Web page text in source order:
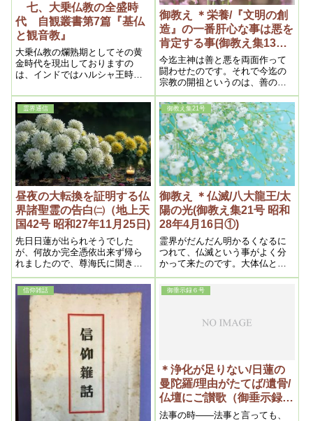
七、大乗仏教の全盛時
代 自観叢書第7篇『基仏
と観音教』
大乗仏教の爛熟期としてその黄
金時代を現出しておりますの
は、インドではハルシャ王時
では新羅統一時代の初期、日本
では天平時代を含む西暦紀元後
第七世紀をもってその絶頂とす
ることができる
御教え ＊栄養/『文明の創
造』の一番肝心な事は悪を
肯定する事(御教え集13号
昭和27年8月27日②)
今迄主神は善と悪を両面作って
闘わせたのです。それで今迄の
宗教の開祖というのは、善の方
の神様なのです。それから共産
主義とか色んな、戦争を起すあ
あいった悪虐あくぎゃくな思想
――すべて悪に属する方は、邪
神と言ってやはり神様です。こ
れが闘っていた。それが今迄悪
の方が上になっていた。善の方
が下だった。これが九分九厘で
す。こっちの方は一厘だけ残っ
た。これが今度はずっと上にな
って来て悪よりかちょっと上に
なる。これで勝つのです。『聖
書』に「勝利の都に降臨する」
というのがありますが、勝つと
いう事はそういう事です。今迄
は悪が勝っていたのが、今度は
事です。
霊界通信
昼夜の大転換を証明する仏
界諸聖霊の告白㈡（地上天
国42号 昭和27年11月25日)
先日日蓮が出られそうでした
が、何故か完全憑依出来ず帰ら
れましたので、尊海氏に聞きま
したところ、日蓮は主神の御許
しを受けて来られなかったため
に、家内の正守護神に帰された
のだそうです。そのため今度尊
海氏が出られる事を知ってすが
って来られた由にて、涙を流し
て左記の通り述べられました
御教え集21号
御教え ＊仏滅/八大龍王/太
陽の光(御教え集21号 昭和
28年4月16日①)
霊界がだんだん明かるくなるに
つれて、仏滅という事がよく分
かって来たのです。大体仏とい
うものはみんな神様の化身で
す。これはお釈迦さんが、仏滅
の世の間は神様では駄目だか
なければ仏になって働けという
は嫌だというので、それでは龍
神になって時を待てというの
で、八大龍王となって時を待っ
たのです。それでお釈迦さんか
ら名前をもらって、それでお釈
信仰雑話 御垂示録６号
＊浄化が足りない/日蓮の
曼陀羅/理由がたてば/遺骨/
仏壇にご讃歌（御垂示録６
号 昭和26年５月1日③）
法事の時――法事と言っても、